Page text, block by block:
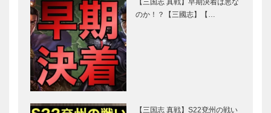
【三国志 真戦】早期決着は悪な
のか！？【三國志】【…
【三国志 真戦】S22兗州の戦い